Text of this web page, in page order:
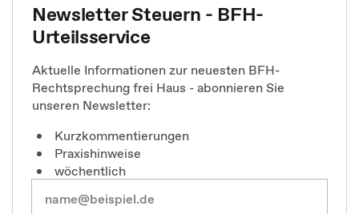
Newsletter Steuern - BFH-
Urteilsservice
Aktuelle Informationen zur neuesten BFH-
Rechtsprechung frei Haus - abonnieren Sie
unseren Newsletter:
Kurzkommentierungen
Praxishinweise
wöchentlich